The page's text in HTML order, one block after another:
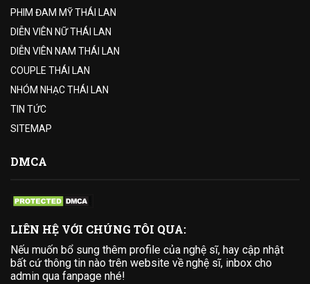
PHIM ĐAM MỸ THÁI LAN
DIỄN VIÊN NỮ THÁI LAN
DIỄN VIÊN NAM THÁI LAN
COUPLE THÁI LAN
NHÓM NHẠC THÁI LAN
TIN TỨC
SITEMAP
DMCA
LIÊN HỆ VỚI CHÚNG TÔI QUA:
Nếu muốn bổ sung thêm profile của nghệ sĩ, hay cập nhật
bất cứ thông tin nào trên website về nghệ sĩ, inbox cho
admin qua fanpage nhé!